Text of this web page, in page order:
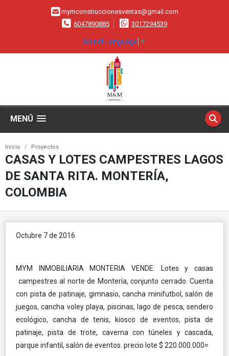
mymconstruccionesventas@gmail.com
6047890885
3017294539
Select Language ▼
MENÚ
Inicio Proyectos
CASAS Y LOTES CAMPESTRES LAGOS
DE SANTA RITA. MONTERÍA,
COLOMBIA
Octubre 7 de 2016
MYM INMOBILIARIA MONTERIA VENDE: Lotes y casas
campestres al norte de Montería, conjunto cerrado. Cuenta
con pista de patinaje, gimnasio, cancha minifutbol, salón de
juegos, cancha voley playa, piscinas, lago de pesca, sendero
ecológico, cancha de tenis, kiosco de eventos, pista de
patinaje, pista de trote, caverna con túneles y cascada,
parque infantil, salón de eventos. precio lote $ 220.000.000=